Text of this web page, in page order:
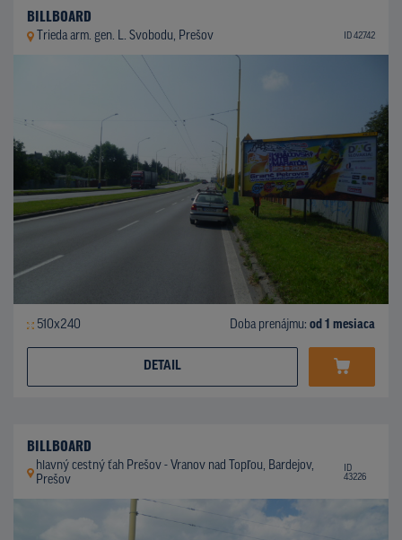
BILLBOARD
Trieda arm. gen. L. Svobodu, Prešov ID 42742
510x240 Doba prenájmu: od 1 mesiaca
DETAIL
BILLBOARD
hlavný cestný ťah Prešov - Vranov nad Topľou, Bardejov,
Prešov
ID
43226